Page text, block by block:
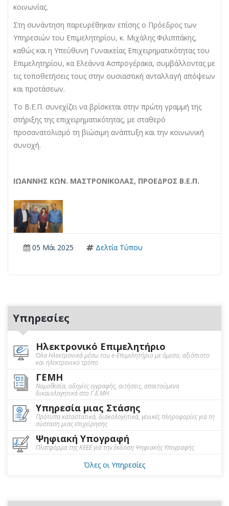
κοινωνίας.
Στη συνάντηση παρευρέθηκαν επίσης ο Πρόεδρος των
Υπηρεσιών του Επιμελητηρίου, κ. Μιχάλης Φιλιππάκης,
καθώς και η Υπεύθυνη Γυναικείας Επιχειρηματικότητας του
Επιμελητηρίου, κα Ελεάννα Ασπρογέρακα, συμβάλλοντας με
τις τοποθετήσεις τους στην ουσιαστική ανταλλαγή απόψεων
και προτάσεων.
Το Β.Ε.Π. συνεχίζει να βρίσκεται στην πρώτη γραμμή της
στήριξης της επιχειρηματικότητας, με σταθερό
προσανατολισμό τη βιώσιμη ανάπτυξη και την κοινωνική
συνοχή.
ΙΩΑΝΝΗΣ ΚΩΝ. ΜΑΣΤΡΟΝΙΚΟΛΑΣ, ΠΡΟΕΔΡΟΣ Β.Ε.Π.
05 Μάι 2025 Δελτία Τύπου
Υπηρεσίες
Ηλεκτρονικό Επιμελητήριο
Όλα Ηλεκτρονικά μέσω του e-Επιμελητήριο με άμεσο, αξιόπιστο
και ηλεκτρονικό τρόπο
ΓΕΜΗ
Νομοθεσία, οδηγίες εγγραφής, αιτήσεις, απαιτούμενα
δικαιολογητικά στο Γ.Ε.ΜΗ.
Υπηρεσία μιας Στάσης
Πρότυπα καταστατικά, διακολογητικά, γενικές πληροφορίες για τη
σύσταση μιας επιχείρησης
Ψηφιακή Υπογραφή
Πλατφόρμα της ΚΕΕΕ για την έκδοση Ψηφιακής Υπογραφής
Όλες οι Υπηρεσίες